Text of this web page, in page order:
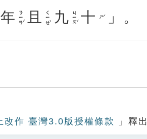
年 ㄋㄧㄢˊ 且 ㄑㄧㄝˇ 九 ㄐㄧㄡˇ 十 ㄕˊ 」。
作 臺灣3.0版授權條款 」釋出